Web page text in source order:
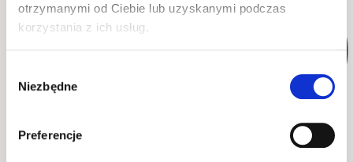
otrzymanymi od Ciebie lub uzyskanymi podczas
korzystania z ich usług.
zgody
Niezbędne
Preferencje
WYSYŁKA W 48H WYSYŁKA W 48H